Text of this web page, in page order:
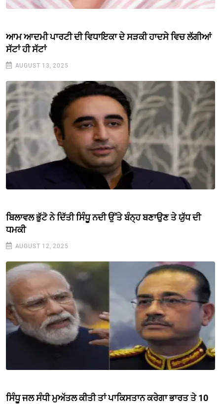
ਆਮ ਆਦਮੀ ਪਾਰਟੀ ਦੀ ਵਿਧਾਇਕਾ ਦੇ ਸੜਕੀ ਹਾਦਸੇ ਵਿਚ ਲੱਗੀਆਂ
ਸੱਟਾਂ ਹੀ ਸੱਟਾਂ
AUGUST 13, 2025
ਬਿਲਾਵਲ ਭੁੱਟੋ ਨੇ ਦਿੱਤੀ ਸਿੰਧੂ ਨਦੀ ਉੱਤੇ ਬੰਨ੍ਹ ਬਣਾਉਣ ਤੇ ਯੁੱਧ ਦੀ
ਧਮਕੀ
AUGUST 12, 2025
ਸਿੰਧੂ ਜਲ ਸੰਧੀ ਮੁਅੱਤਲ ਕੀਤੀ ਤਾਂ ਪਾਕਿਸਤਾਨ ਕਰੇਗਾ ਭਾਰਤ ਤੇ 10